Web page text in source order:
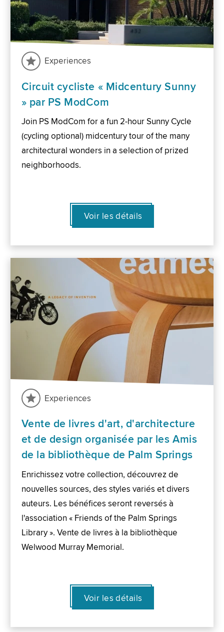
Experiences
Circuit cycliste « Midcentury Sunny
» par PS ModCom
Join PS ModCom for a fun 2-hour Sunny Cycle
(cycling optional) midcentury tour of the many
architectural wonders in a selection of prized
neighborhoods.
Voir les détails
Experiences
Vente de livres d'art, d'architecture
et de design organisée par les Amis
de la bibliothèque de Palm Springs
Enrichissez votre collection, découvrez de
nouvelles sources, des styles variés et divers
auteurs. Les bénéfices seront reversés à
l'association « Friends of the Palm Springs
Library ». Vente de livres à la bibliothèque
Welwood Murray Memorial.
Voir les détails